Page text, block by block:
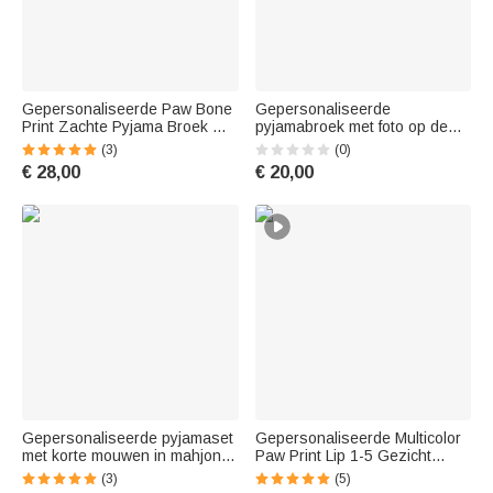
Gepersonaliseerde Paw Bone
Print Zachte Pyjama Broek met
1-5 Foto's Naam en Titel
Dagelijks Dragen
Verjaardagscadeau voor
(3)
€ 28,00
Gepersonaliseerde
pyjamabroek met foto op de
voorkant en een hartvormig
ontwerp met zachte pootjes –
Leuk verjaardagscadeau voor
honden en katten
(0)
€ 20,00
Gepersonaliseerde pyjamaset
met korte mouwen in mahjong-
thema, met naam –
(3)
Gepersonaliseerde Multicolor
Paw Print Lip 1-5 Gezicht
Foto's Familie Pyjama Set
(5)